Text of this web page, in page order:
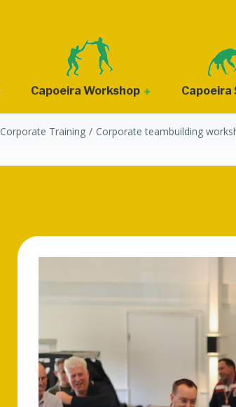
Capoeira Workshop Capoeira
BLOG
Corporate Training Corporate teambuilding